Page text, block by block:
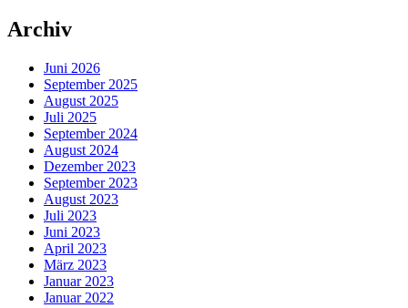
Archiv
Juni 2026
September 2025
August 2025
Juli 2025
September 2024
August 2024
Dezember 2023
September 2023
August 2023
Juli 2023
Juni 2023
April 2023
März 2023
Januar 2023
Januar 2022